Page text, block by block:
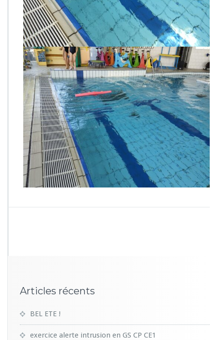
Articles récents
BEL ETE !
exercice alerte intrusion en GS CP CE1